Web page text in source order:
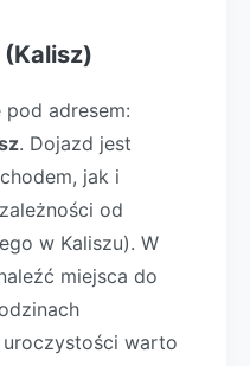
pod adresem:
. Dojazd jest
jak i
od
w Kaliszu). W
miejsca do
warto